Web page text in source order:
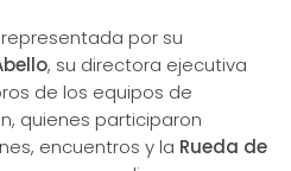
por su
, su directora ejecutiva
de los equipos de
quienes participaron
encuentros y la Rueda de